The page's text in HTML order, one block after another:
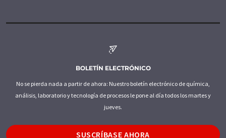
BOLETÍN ELECTRÓNICO
No se pierda nada a partir de ahora: Nuestro boletín electrónico de química,
análisis, laboratorio y tecnología de procesos le pone al día todos los martes y
jueves.
SUSCRÍBASE AHORA